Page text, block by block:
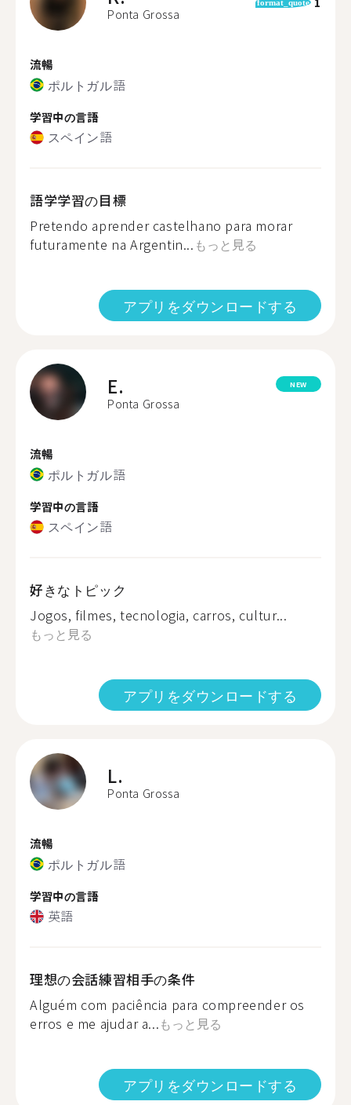
Ponta Grossa
format_quote
流暢
ポルトガル語
学習中の言語
スペイン語
語学学習の目標
Pretendo aprender castelhano para morar
futuramente na Argentin... もっと見る
アプリをダウンロードする
E.
Ponta Grossa
NEW
流暢
ポルトガル語
学習中の言語
スペイン語
好きなトピック
Jogos, filmes, tecnologia, carros, cultur...
もっと見る
アプリをダウンロードする
L.
Ponta Grossa
流暢
ポルトガル語
学習中の言語
英語
理想の会話練習相手の条件
Alguém com paciência para compreender os
erros e me ajudar a...もっと見る
アプリをダウンロードする